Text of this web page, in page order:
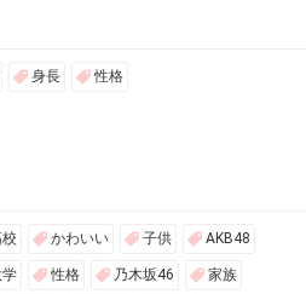
身長 性格
かわいい 子供 AKB48
学 性格 乃木坂46 家族